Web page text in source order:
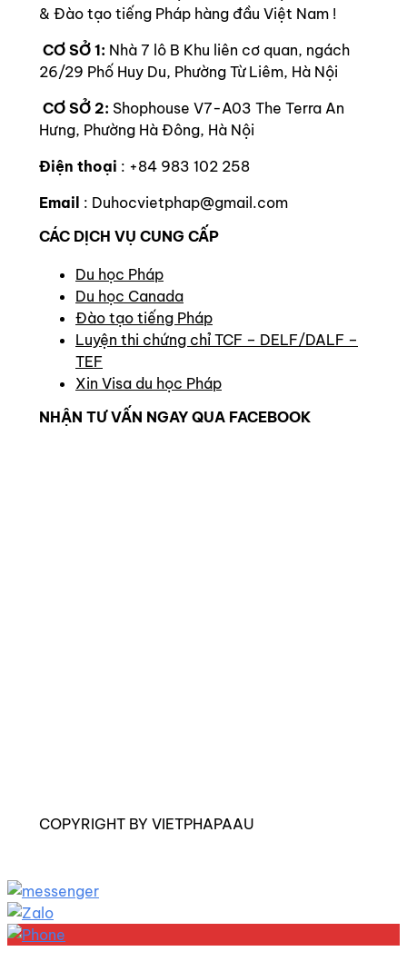
& Đào tạo tiếng Pháp hàng đầu Việt Nam !
CƠ SỞ 1: Nhà 7 lô B Khu liên cơ quan, ngách
26/29 Phố Huy Du, Phường Từ Liêm, Hà Nội
CƠ SỞ 2: Shophouse V7-A03 The Terra An
Hưng, Phường Hà Đông, Hà Nội
Điện thoại : +84 983 102 258
Email : Duhocvietphap@gmail.com
CÁC DỊCH VỤ CUNG CẤP
Du học Pháp
Du học Canada
Đào tạo tiếng Pháp
Luyện thi chứng chỉ TCF – DELF/DALF –
TEF
Xin Visa du học Pháp
NHẬN TƯ VẤN NGAY QUA FACEBOOK
COPYRIGHT BY VIETPHAPAAU